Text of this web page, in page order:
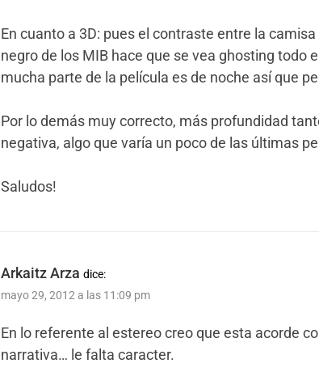
En cuanto a 3D: pues el contraste entre la
negro de los MIB hace que se vea ghosting todo
mucha parte de la película es de noche así que
Por lo demás muy correcto, más profundidad
negativa, algo que varía un poco de las últimas
Saludos!
Arkaitz Arza dice:
mayo 29, 2012 a las 11:09 pm
En lo referente al estereo creo que esta acorde
narrativa… le falta caracter.